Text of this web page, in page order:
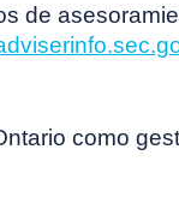
de
como